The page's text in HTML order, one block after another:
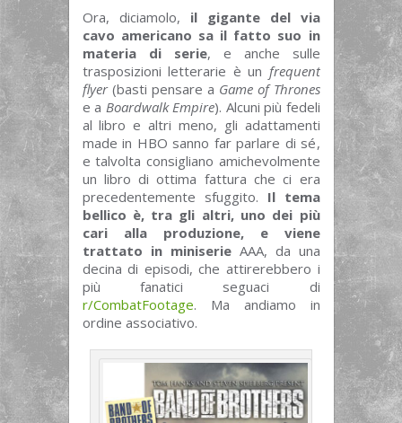
Ora, diciamolo, il gigante del via
cavo americano sa il fatto suo in
materia di serie, e anche sulle
trasposizioni letterarie è un frequent
flyer(basti pensare a Game of Thrones
e a Boardwalk Empire). Alcuni più fedeli
al libro e altri meno, gli adattamenti
made in HBO sanno far parlare di sé,
e talvolta consigliano amichevolmente
un libro di ottima fattura che ci era
precedentemente sfuggito. Il tema
bellico è, tra gli altri, uno dei più
cari alla produzione, e viene
trattato in miniserieAAA, da una
decina di episodi, che attirerebbero i
più fanatici seguaci di
r/CombatFootage. Ma andiamo in
ordine associativo.